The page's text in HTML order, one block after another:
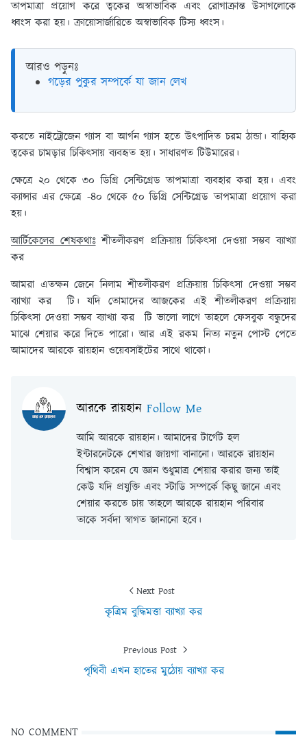
তাপমাত্রা প্রয়ােগ করে ত্বকের অস্বাভাবিক এবং রােগাক্রান্ত উসাগলােকে
ধ্বংস করা হয়। ক্রায়ােসার্জারিতে অস্বাভাবিক টিস্য ধ্বংস।
আরও পড়ুনঃ
গড়ের পুকুর সম্পর্কে যা জান লেখ
করতে নাইট্রোজেন গ্যাস বা আর্গন গ্যাস হতে উৎপাদিত চরম ঠান্ডা। বাহ্যিক
ত্বকের চামড়ার চিকিৎসায় ব্যবহৃত হয়। সাধারণত টিউমারের।
ক্ষেত্রে ২০ থেকে ৩০ ডিগ্রি সেন্টিগ্রেড তাপমাত্রা ব্যবহার করা হয়। এবং
ক্যান্সার এর ক্ষেত্রে -৪০ থেকে ৫০ ডিগ্রি সেন্টিগ্রেড তাপমাত্রা প্রয়ােগ করা
হয়।
আর্টিকেলের শেষকথাঃশীতলীকরণ প্রক্রিয়ায় চিকিৎসা দেওয়া সম্ভব ব্যাখ্যা
কর
আমরা এতক্ষন জেনে নিলাম শীতলীকরণ প্রক্রিয়ায় চিকিৎসা দেওয়া সম্ভব
ব্যাখ্যা কর টি। যদি তোমাদের আজকের এই শীতলীকরণ প্রক্রিয়ায়
চিকিৎসা দেওয়া সম্ভব ব্যাখ্যা কর টি ভালো লাগে তাহলে ফেসবুক বন্ধুদের
মাঝে শেয়ার করে দিতে পারো। আর এই রকম নিত্য নতুন পোস্ট পেতে
আমাদের আরকে রায়হান ওয়েবসাইটের সাথে থাকো।
আরকে রায়হান Follow Me
আমি আরকে রায়হান। আমাদের টার্গেট হল
ইন্টারনেটকে শেখার জায়গা বানানো। আরকে রায়হান
বিশ্বাস করেন যে জ্ঞান শুধুমাত্র শেয়ার করার জন্য তাই
কেউ যদি প্রযুক্তি এবং স্টাডি সম্পর্কে কিছু জানে এবং
শেয়ার করতে চায় তাহলে আরকে রায়হান পরিবার
তাকে সর্বদা স্বাগত জানানো হবে।
Next Post
কৃত্রিম বুদ্ধিমত্তা ব্যাখ্যা কর
Previous Post
পৃথিবী এখন হাতের মুঠোয় ব্যাখ্যা কর
NO COMMENT